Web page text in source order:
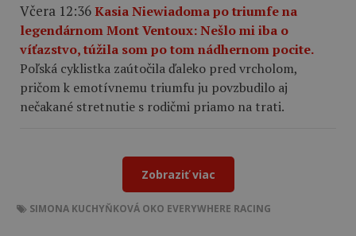
Včera 12:36Kasia Niewiadoma po triumfe na
legendárnom Mont Ventoux: Nešlo mi iba o
víťazstvo, túžila som po tom nádhernom pocite.
Poľská cyklistka zaútočila ďaleko pred vrcholom,
pričom k emotívnemu triumfu ju povzbudilo aj
nečakané stretnutie s rodičmi priamo na trati.
Zobraziť viac
SIMONA KUCHYŇKOVÁ OKO EVERYWHERE RACING